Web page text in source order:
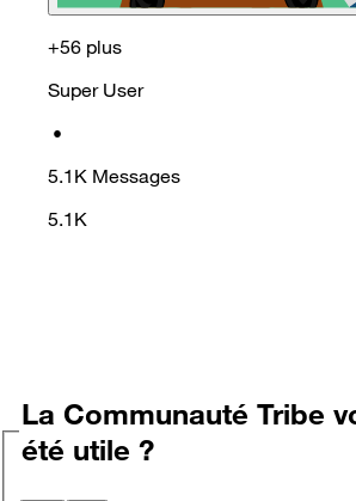
+56 plus
Super User
•
5.1K Messages
5.1K
La Communauté Tribe
été utile ?